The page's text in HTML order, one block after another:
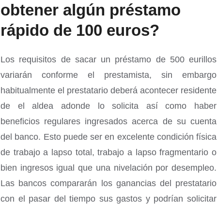
obtener algún préstamo
rápido de 100 euros?
Los requisitos de sacar un préstamo de 500 eurillos
variarán conforme el prestamista, sin embargo
habitualmente el prestatario deberá acontecer residente
de el aldea adonde lo solicita así­ como haber
beneficios regulares ingresados ​​acerca de su cuenta
del banco. Esto puede ser en excelente condición física
de trabajo a lapso total, trabajo a lapso fragmentario o
bien ingresos igual que una nivelación por desempleo.
Las bancos compararán los ganancias del prestatario
con el pasar del tiempo sus gastos y podrían solicitar